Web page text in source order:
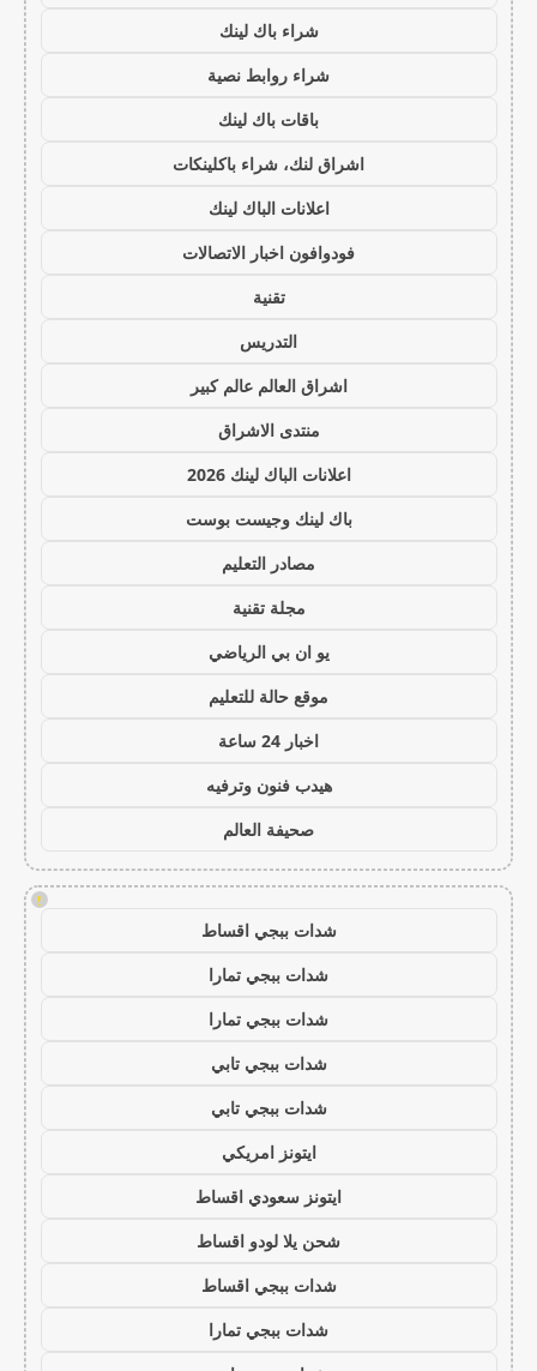
شراء باك لينك
شراء روابط نصية
باقات باك لينك
اشراق لنك، شراء باكلينكات
اعلانات الباك لينك
فودوافون اخبار الاتصالات
تقنية
التدريس
اشراق العالم عالم كبير
منتدى الاشراق
اعلانات الباك لينك 2026
باك لينك وجيست بوست
مصادر التعليم
مجلة تقنية
يو ان بي الرياضي
موقع حالة للتعليم
اخبار 24 ساعة
هيدب فنون وترفيه
صحيفة العالم
!
شدات ببجي اقساط
شدات ببجي تمارا
شدات ببجي تمارا
شدات ببجي تابي
شدات ببجي تابي
ايتونز امريكي
ايتونز سعودي اقساط
شحن يلا لودو اقساط
شدات ببجي اقساط
شدات ببجي تمارا